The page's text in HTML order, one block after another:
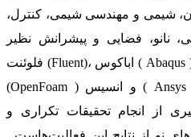
شیمی و مهندسی شیمی، کنترل،
نانو، فضایی و پیشرانش نظیر
فلوئنت (Fluent)، اباکوس ( Abaqus )، کامسول ( Comsol )، اپن فوم
(OpenFoam ) و انسیس ( Ansys ) در قالب بسته‌ و فیلم های
از انجام تحقیقات تکراری و